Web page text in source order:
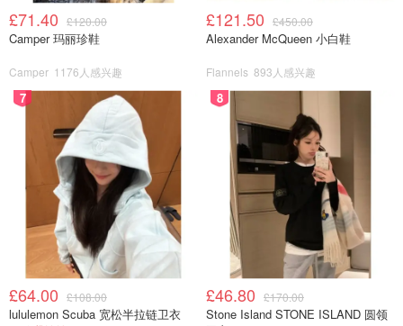
这不就是‘人设诈骗’？吹得天花乱坠，合着全是抄的！
这事儿也给想“跑路发财”的博主敲了个警钟：起号思路千千
万，但别把自己送上封禁榜！
£71.40 £120.00
Camper 玛丽珍鞋
Camper 1176人感兴趣
£121.50 £450.00
Alexander McQueen 小白鞋
Flannels 893人感兴趣
7
£64.00 £108.00
lululemon Scuba 宽松半拉链卫衣
8
£46.80 £170.00
Stone Island STONE ISLAND 圆领